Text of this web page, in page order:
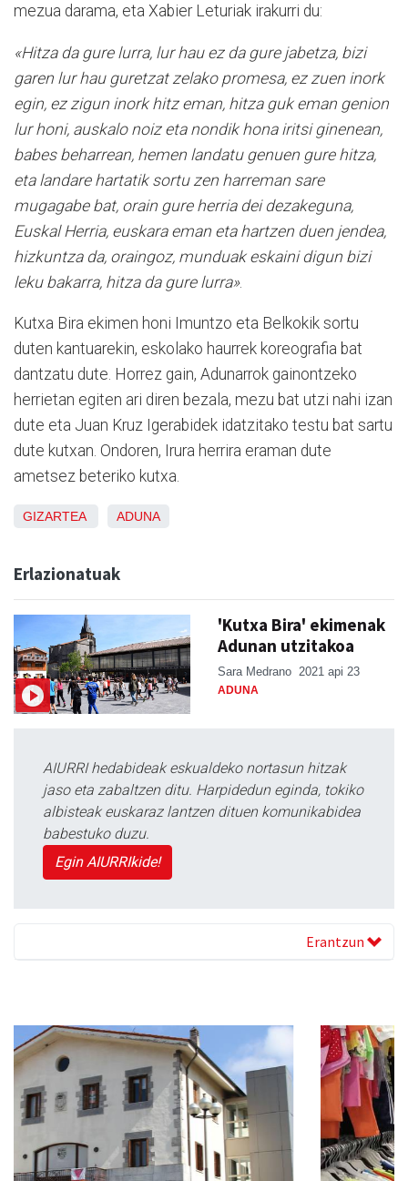
mezua darama, eta Xabier Leturiak irakurri du:
«Hitza da gure lurra, lur hau ez da gure jabetza, bizi
garen lur hau guretzat zelako promesa, ez zuen inork
egin, ez zigun inork hitz eman, hitza guk eman genion
lur honi, auskalo noiz eta nondik hona iritsi ginenean,
babes beharrean, hemen landatu genuen gure hitza,
eta landare hartatik sortu zen harreman sare
mugagabe bat, orain gure herria dei dezakeguna,
Euskal Herria, euskara eman eta hartzen duen jendea,
hizkuntza da, oraingoz, munduak eskaini digun bizi
leku bakarra, hitza da gure lurra».
Kutxa Bira ekimen honi Imuntzo eta Belkokik sortu
duten kantuarekin, eskolako haurrek koreografia bat
dantzatu dute. Horrez gain, Adunarrok gainontzeko
herrietan egiten ari diren bezala, mezu bat utzi nahi izan
dute eta Juan Kruz Igerabidek idatzitako testu bat sartu
dute kutxan. Ondoren, Irura herrira eraman dute
ametsez beteriko kutxa.
GIZARTEA ADUNA
Erlazionatuak
'Kutxa Bira' ekimenak
Adunan utzitakoa
Sara Medrano 2021 api 23
ADUNA
AIURRI hedabideak eskualdeko nortasun hitzak
jaso eta zabaltzen ditu. Harpidedun eginda, tokiko
albisteak euskaraz lantzen dituen komunikabidea
babestuko duzu.
Egin AIURRIkide!
Erantzun